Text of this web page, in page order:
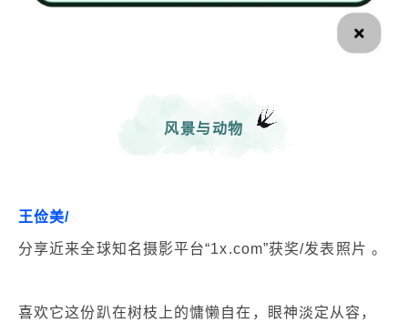
风景与动物
王俭美/
分享近来全球知名摄影平台“1x.com”获奖/发表照片 。
喜欢它这份趴在树枝上的慵懒自在，眼神淡定从容，